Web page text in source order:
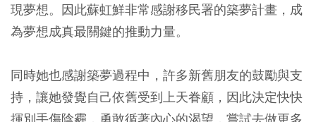
現夢想。因此蘇虹鮮非常感謝移民署的築夢計畫，成
為夢想成真最關鍵的推動力量。
同時她也感謝築夢過程中，許多新舊朋友的鼓勵與支
持，讓她發覺自己依舊受到上天眷顧，因此決定快快